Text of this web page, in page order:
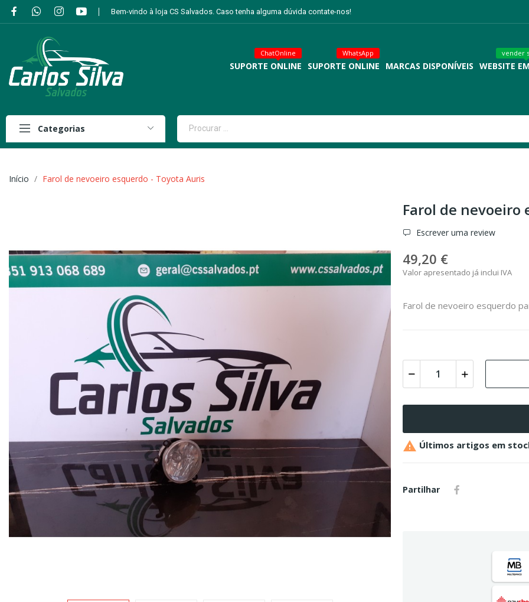
Bem-vindo à loja CS Salvados. Caso tenha alguma dúvida contate-nos!
SUPORTE ONLINE
ChatOnline
SUPORTE ONLINE
WhatsApp
MARCAS DISPONÍVEIS WEBSITE
vender
Categorias
Início Farol de nevoeiro esquerdo - Toyota Auris
Farol de nevoeiro
Escrever uma review
49,20 €
Valor apresentado já inclui IVA
Farol de nevoeiro esquerdo
 Últimos artigos em
Partilhar